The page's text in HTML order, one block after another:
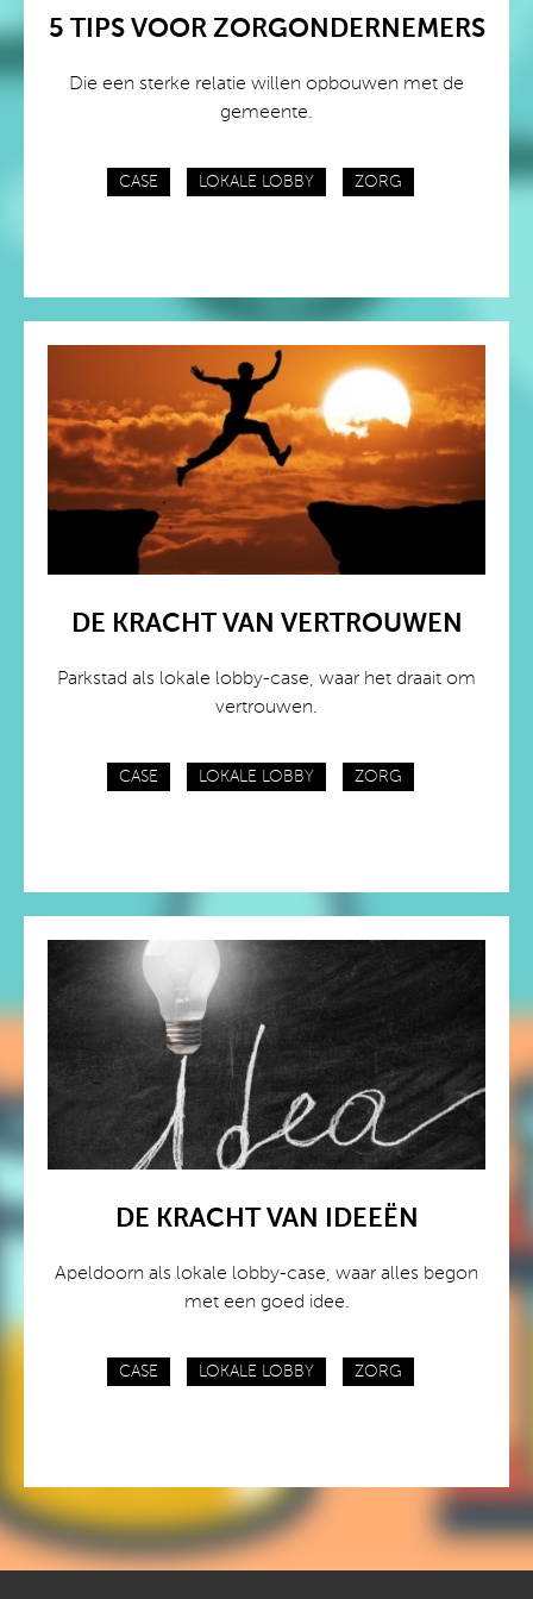
5 TIPS VOOR ZORGONDERNEMERS
Die een sterke relatie willen opbouwen met de
gemeente.
CASE LOKALE LOBBY ZORG
DE KRACHT VAN VERTROUWEN
Parkstad als lokale lobby-case, waar het draait om
vertrouwen.
CASE LOKALE LOBBY ZORG
DE KRACHT VAN IDEEËN
Apeldoorn als lokale lobby-case, waar alles begon
met een goed idee.
CASE LOKALE LOBBY ZORG